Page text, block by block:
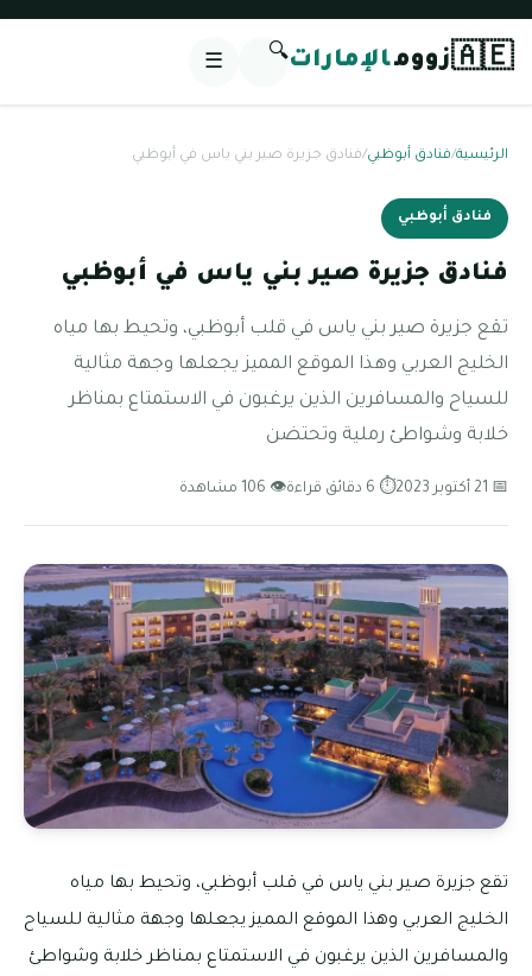
🇦🇪زوومالإمارات🔍
☰
الرئيسية/فنادق أبوظبي/فنادق جزيرة صير بني ياس في أبوظبي
فنادق أبوظبي
فنادق جزيرة صير بني ياس في أبوظبي
تقع جزيرة صير بني ياس في قلب أبوظبي، وتحيط بها مياه
الخليج العربي وهذا الموقع المميز يجعلها وجهة مثالية
للسياح والمسافرين الذين يرغبون في الاستمتاع بمناظر
خلابة وشواطئ رملية وتحتضن
📅 21 أكتوبر 2023 ⏱ 6 دقائق قراءة 👁 106 مشاهدة
تقع جزيرة صير بني ياس في قلب أبوظبي، وتحيط بها مياه
الخليج العربي وهذا الموقع المميز يجعلها وجهة مثالية للسياح
والمسافرين الذين يرغبون في الاستمتاع بمناظر خلابة وشواطئ